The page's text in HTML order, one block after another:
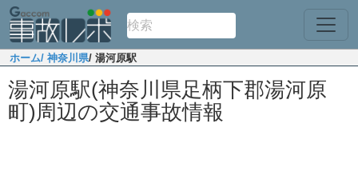
ホーム/ 神奈川県/ 湯河原駅
湯河原駅(神奈川県足柄下郡湯河原
町)周辺の交通事故情報